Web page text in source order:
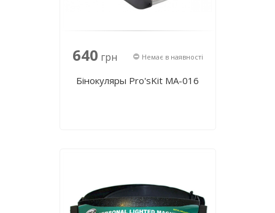
640 грн Немає в наявності
Бінокуляры Pro'sKit MA-016